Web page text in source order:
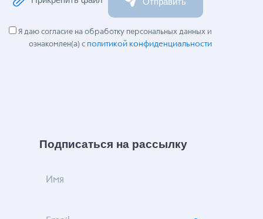
Я даю согласие на обработку персональных данных и
ознакомлен(а) с политикой конфиденциальности
Подписаться на рассылку
Имя